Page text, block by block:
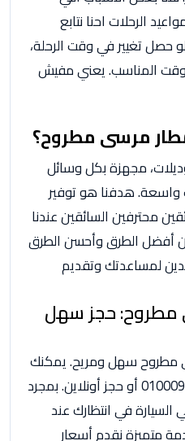
الرحلات احنا نتابع
حصل تغيير في وقت الرحلة،
المناسب. يعني مفيش
مرسى مطروح؟
مجهزة بكل وسائل
هدفنا هو توفير
محترفين السائقين عندنا
أفضل الطرق وأحسن الطرق
لمساعدتك وتقديم
مطروح: حجز سهل
مطروح سهل ومريح. يمكنك
الاتصال بنا على الرقم 01000948802 أو حجز أونلاين. بمجرد
في انتظارك عند
متميزة نقدم أسعار